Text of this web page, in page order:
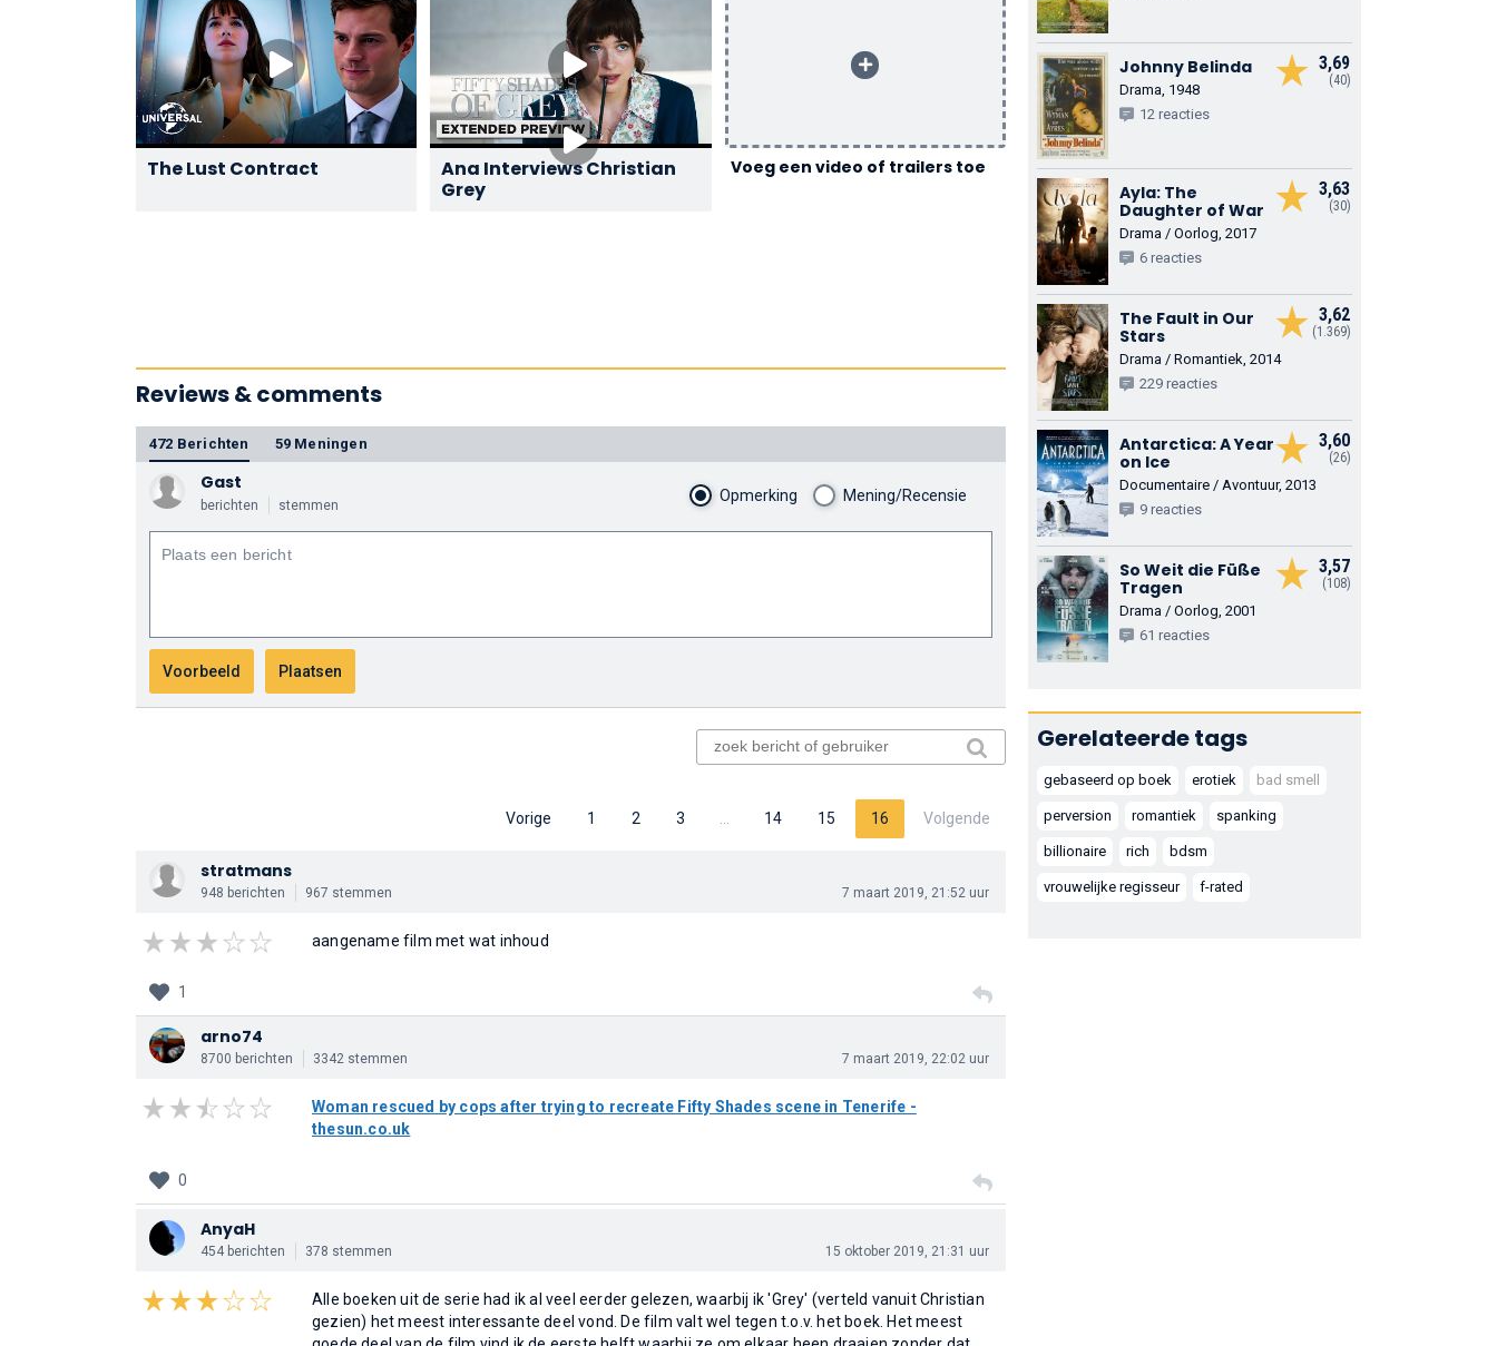
The Lust Contract
Ana Interviews Christian
Grey
Voeg een video of trailers toe
Reviews & comments
472 Berichten 59 Meningen
Gast
berichten stemmen
Opmerking Mening/Recensie
Vorige 1 2 3 14 15 16 Volgende
stratmans
948 berichten 967 stemmen 7 maart 2019, 21:52 uur
aangename film met wat inhoud
1
arno74
8700 berichten 3342 stemmen 7 maart 2019, 22:02 uur
Woman rescued by cops after trying to recreate Fifty Shades scene in Tenerife -
thesun.co.uk
0
AnyaH
454 berichten 378 stemmen 15 oktober 2019, 21:31 uur
Alle boeken uit de serie had ik al veel eerder gelezen, waarbij ik 'Grey' (verteld vanuit Christian
gezien) het meest interessante deel vond. De film valt wel tegen t.o.v. het boek. Het meest
3,69
(40)
Johnny Belinda
Drama, 1948
12 reacties
3,63
(30)
Ayla: The
Daughter of War
Drama / Oorlog, 2017
6 reacties
3,62
(1.369)
The Fault in Our
Stars
Drama / Romantiek, 2014
229 reacties
3,60
(26)
Antarctica: A Year
on Ice
Documentaire / Avontuur, 2013
9 reacties
3,57
(108)
So Weit die Füße
Tragen
Drama / Oorlog, 2001
61 reacties
Gerelateerde tags
gebaseerd op boek erotiek bad smell
perversion romantiek spanking
billionaire rich bdsm
vrouwelijke regisseur f-rated